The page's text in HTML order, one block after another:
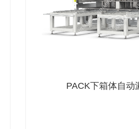
PACK下箱体自动